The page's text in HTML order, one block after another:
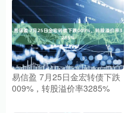
易信盈 7月25日金宏转债下跌
009%，转股溢价率3285%